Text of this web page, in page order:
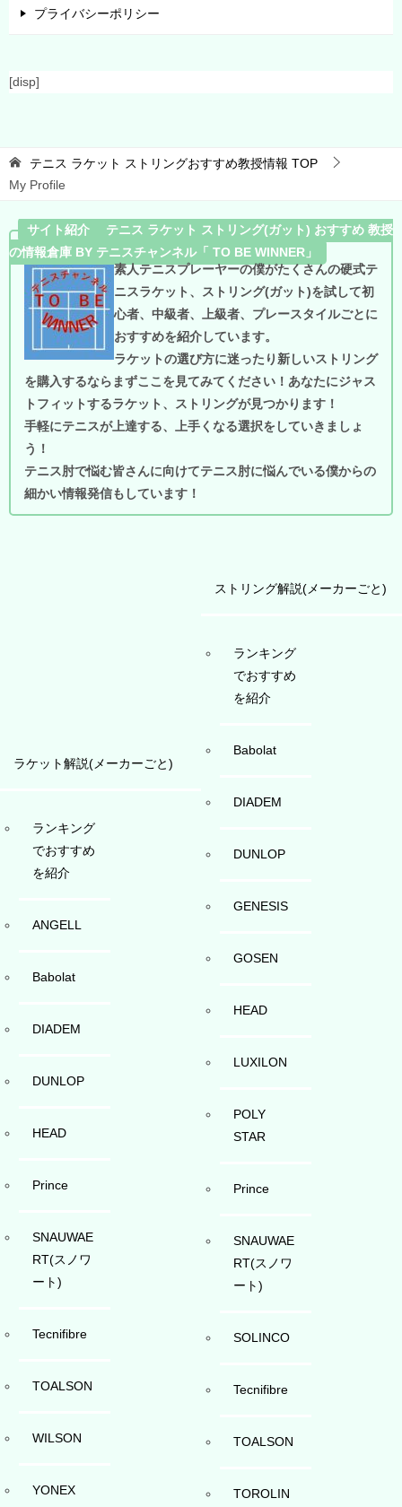
プライバシーポリシー
[disp]
テニス ラケット ストリングおすすめ教授情報 TOP
My Profile
サイト紹介 テニス ラケット ストリング(ガット) おすすめ 教授
の情報倉庫 BY テニスチャンネル「 TO BE WINNER」
素人テニスプレーヤーの僕がたくさんの硬式テ
ニスラケット、ストリング(ガット)を試して初
心者、中級者、上級者、プレースタイルごとに
おすすめを紹介しています。
ラケットの選び方に迷ったり新しいストリング
を購入するならまずここを見てみてください！あなたにジャス
トフィットするラケット、ストリングが見つかります！
手軽にテニスが上達する、上手くなる選択をしていきましょ
う！
テニス肘で悩む皆さんに向けてテニス肘に悩んでいる僕からの
細かい情報発信もしています！
ラケット解説(メーカーごと)
ランキング
でおすすめ
を紹介
ANGELL
Babolat
DIADEM
DUNLOP
HEAD
Prince
SNAUWAE
RT(スノワ
ート)
Tecnifibre
TOALSON
WILSON
YONEX
ストリング解説(メーカーごと)
ランキング
でおすすめ
を紹介
Babolat
DIADEM
DUNLOP
GENESIS
GOSEN
HEAD
LUXILON
POLY
STAR
Prince
SNAUWAE
RT(スノワ
ート)
SOLINCO
Tecnifibre
TOALSON
TOROLIN